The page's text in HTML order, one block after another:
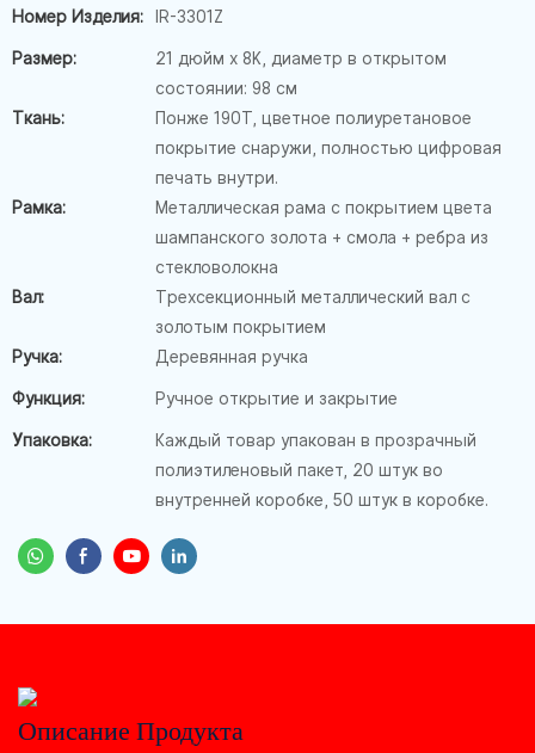
Номер Изделия: IR-3301Z
Размер:
21 дюйм x 8K, диаметр в открытом
состоянии: 98 см
Ткань:
Понже 190T, цветное полиуретановое
покрытие снаружи, полностью цифровая
печать внутри.
Рамка:
Металлическая рама с покрытием цвета
шампанского золота + смола + ребра из
стекловолокна
Вал:
Трехсекционный металлический вал с
золотым покрытием
Ручка:
Деревянная ручка
Функция: Ручное открытие и закрытие
Упаковка:
Каждый товар упакован в прозрачный
полиэтиленовый пакет, 20 штук во
внутренней коробке, 50 штук в коробке.
Описание Продукта